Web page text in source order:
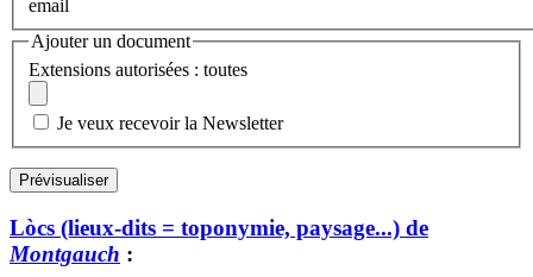
email
Ajouter un document
Extensions autorisées : toutes
Je veux recevoir la Newsletter
Lòcs (lieux-dits = toponymie, paysage...) de
Montgauch :